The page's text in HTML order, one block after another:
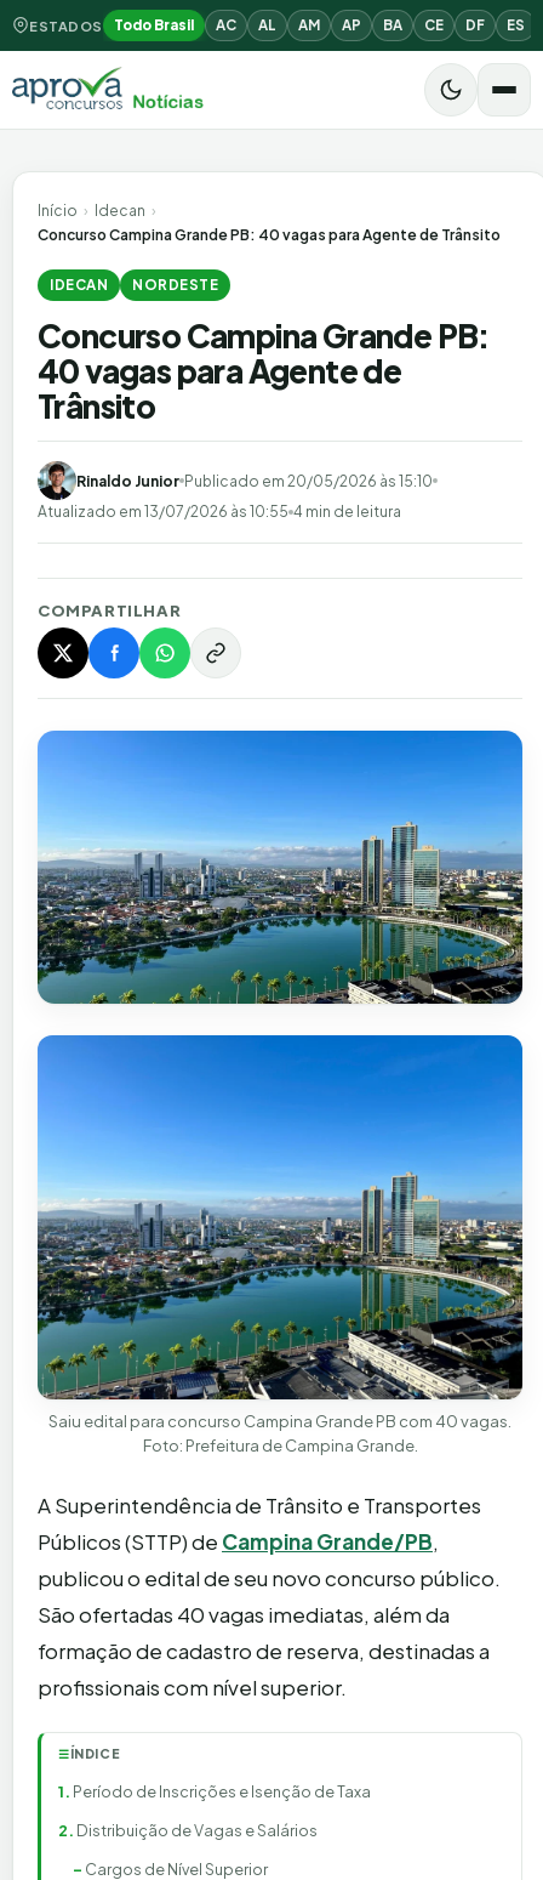
ESTADOS Todo Brasil AC AL AM AP BA CE DF ES
Início › Idecan ›
Concurso Campina Grande PB: 40 vagas para Agente de Trânsito
IDECAN NORDESTE
Concurso Campina Grande PB:
40 vagas para Agente de
Trânsito
Rinaldo Junior Publicado em 20/05/2026 às 15:10
Atualizado em 13/07/2026 às 10:55 4 min de leitura
COMPARTILHAR
Saiu edital para concurso Campina Grande PB com 40 vagas.
Foto: Prefeitura de Campina Grande.
A Superintendência de Trânsito e Transportes
Públicos (STTP) de Campina Grande/PB,
publicou o edital de seu novo concurso público.
São ofertadas 40 vagas imediatas, além da
formação de cadastro de reserva, destinadas a
profissionais com nível superior.
☰ÍNDICE
Período de Inscrições e Isenção de Taxa
Distribuição de Vagas e Salários
Cargos de Nível Superior